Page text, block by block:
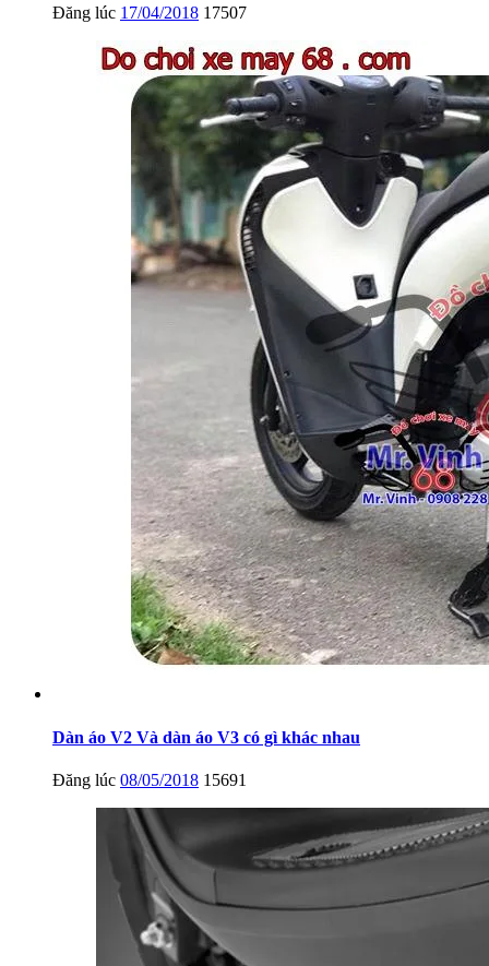
Đăng lúc 17/04/2018 17507
Dàn áo V2 Và dàn áo V3 có gì khác nhau
Đăng lúc 08/05/2018 15691